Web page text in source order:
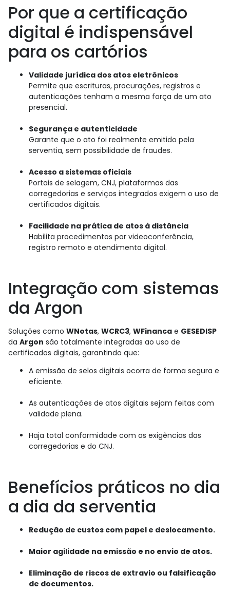
Por que a certificação
digital é indispensável
para os cartórios
Validade jurídica dos atos eletrônicos
Permite que escrituras, procurações, registros e
autenticações tenham a mesma força de um ato
presencial.
Segurança e autenticidade
Garante que o ato foi realmente emitido pela
serventia, sem possibilidade de fraudes.
Acesso a sistemas oficiais
Portais de selagem, CNJ, plataformas das
corregedorias e serviços integrados exigem o uso de
certificados digitais.
Facilidade na prática de atos à distância
Habilita procedimentos por videoconferência,
registro remoto e atendimento digital.
Integração com sistemas
da Argon
Soluções como WNotas, WCRC3, WFinanca e GESEDISP
da Argon são totalmente integradas ao uso de
certificados digitais, garantindo que:
A emissão de selos digitais ocorra de forma segura e
eficiente.
As autenticações de atos digitais sejam feitas com
validade plena.
Haja total conformidade com as exigências das
corregedorias e do CNJ.
Benefícios práticos no dia
a dia da serventia
Redução de custos com papel e deslocamento.
Maior agilidade na emissão e no envio de atos.
Eliminação de riscos de extravio ou falsificação
de documentos.